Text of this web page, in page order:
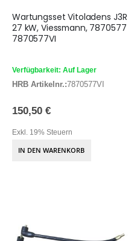
Wartungsset Vitoladens J3R
27 kW, Viessmann, 7870577
7870577VI
Verfügbarkeit: Auf Lager
HRB Artikelnr.:7870577VI
150,50 €
Exkl. 19% Steuern
IN DEN WARENKORB